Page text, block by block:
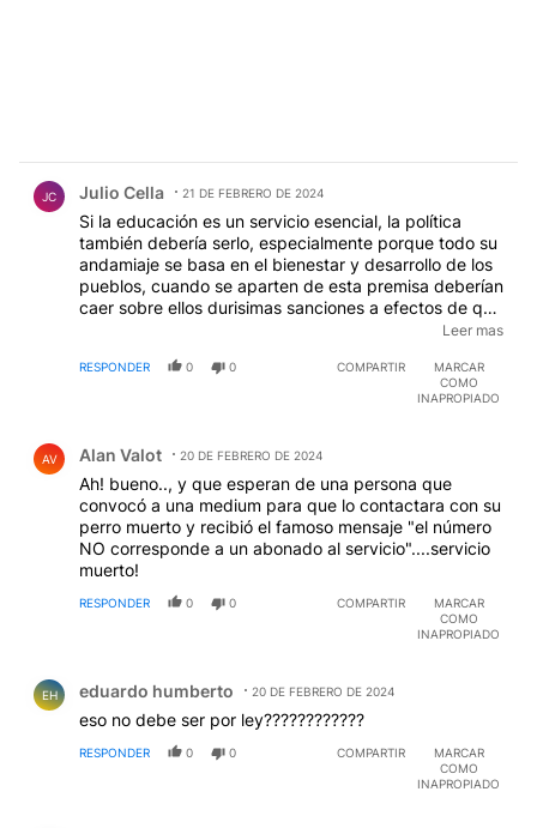
JC Julio Cella 21 DE FEBRERO DE 2024
Si la educación es un servicio esencial, la política
también debería serlo, especialmente porque todo su
andamiaje se basa en el bienestar y desarrollo de los
pueblos, cuando se aparten de esta premisa deberían
caer sobre ellos durisimas sanciones a efectos de que
ni se les cruce la idea de probar para ver si resulta,
ver como resulta, segundo :porque los líderes
Leer mas
RESPONDER 0 0 COMPARTIR
MARCAR
COMO
INAPROPIADO
AV Alan Valot 20 DE FEBRERO DE 2024
Ah! bueno.., y que esperan de una persona que
convocó a una medium para que lo contactara con su
perro muerto y recibió el famoso mensaje "el número
NO corresponde a un abonado al servicio"....servicio
muerto!
RESPONDER 0 0 COMPARTIR
MARCAR
COMO
INAPROPIADO
EH eduardo humberto 20 DE FEBRERO DE 2024
eso no debe ser por ley????????????
RESPONDER 0 0 COMPARTIR
MARCAR
COMO
INAPROPIADO